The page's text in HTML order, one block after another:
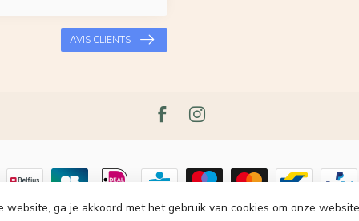
AVIS CLIENTS
2026 Le Grenier du Lin- Powered byLightspeed-Lightspeed designby
website, ga je akkoord met het gebruik van cookies om onze